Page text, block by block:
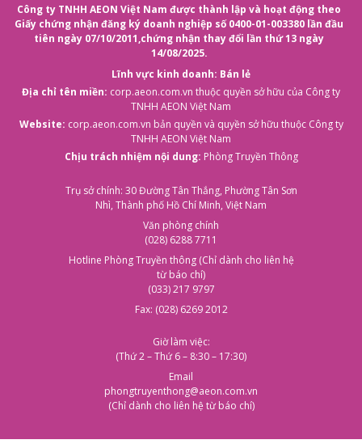
Công ty TNHH AEON Việt Nam được thành lập và hoạt động theo
Giấy chứng nhận đăng ký doanh nghiệp số 0400-01-003380 lần đầu
tiên ngày 07/10/2011,chứng nhận thay đổi lần thứ 13 ngày
14/08/2025.
Lĩnh vực kinh doanh: Bán lẻ
Địa chỉ tên miền: corp.aeon.com.vn thuộc quyền sở hữu của Công ty
TNHH AEON Việt Nam
Website: corp.aeon.com.vn bản quyền và quyền sở hữu thuộc Công ty
TNHH AEON Việt Nam
Chịu trách nhiệm nội dung: Phòng Truyền Thông
Trụ sở chính: 30 Đường Tân Thắng, Phường Tân Sơn
Nhì, Thành phố Hồ Chí Minh, Việt Nam
Văn phòng chính
(028) 6288 7711
Hotline Phòng Truyền thông (Chỉ dành cho liên hệ
từ báo chí)
(033) 217 9797
Fax: (028) 6269 2012
Giờ làm việc:
(Thứ 2 – Thứ 6 – 8:30 – 17:30)
Email
phongtruyenthong@aeon.com.vn
(Chỉ dành cho liên hệ từ báo chí)